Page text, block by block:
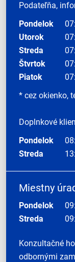
Podateľňa,
Pondelok
Utorok
Streda
Štvrtok
Piatok
* cez okienko,
Doplnkové
Pondelok
Streda
Miestny
Pondelok
Streda
Konzultačné
odbornými